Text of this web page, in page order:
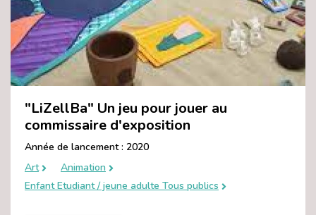
"LiZellBa" Un jeu pour jouer au
commissaire d'exposition
Année de lancement : 2020
Art
Animation
Enfant Etudiant / jeune adulte Tous publics